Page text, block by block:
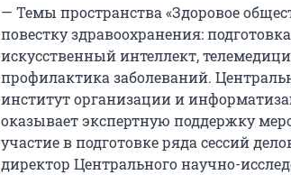
— Темы пространства «Здоровое
повестку здравоохранения:
искусственный интеллект,
профилактика заболеваний.
институт организации и
оказывает экспертную поддержку
участие в подготовке ряда сессий
директор Центрального научно-